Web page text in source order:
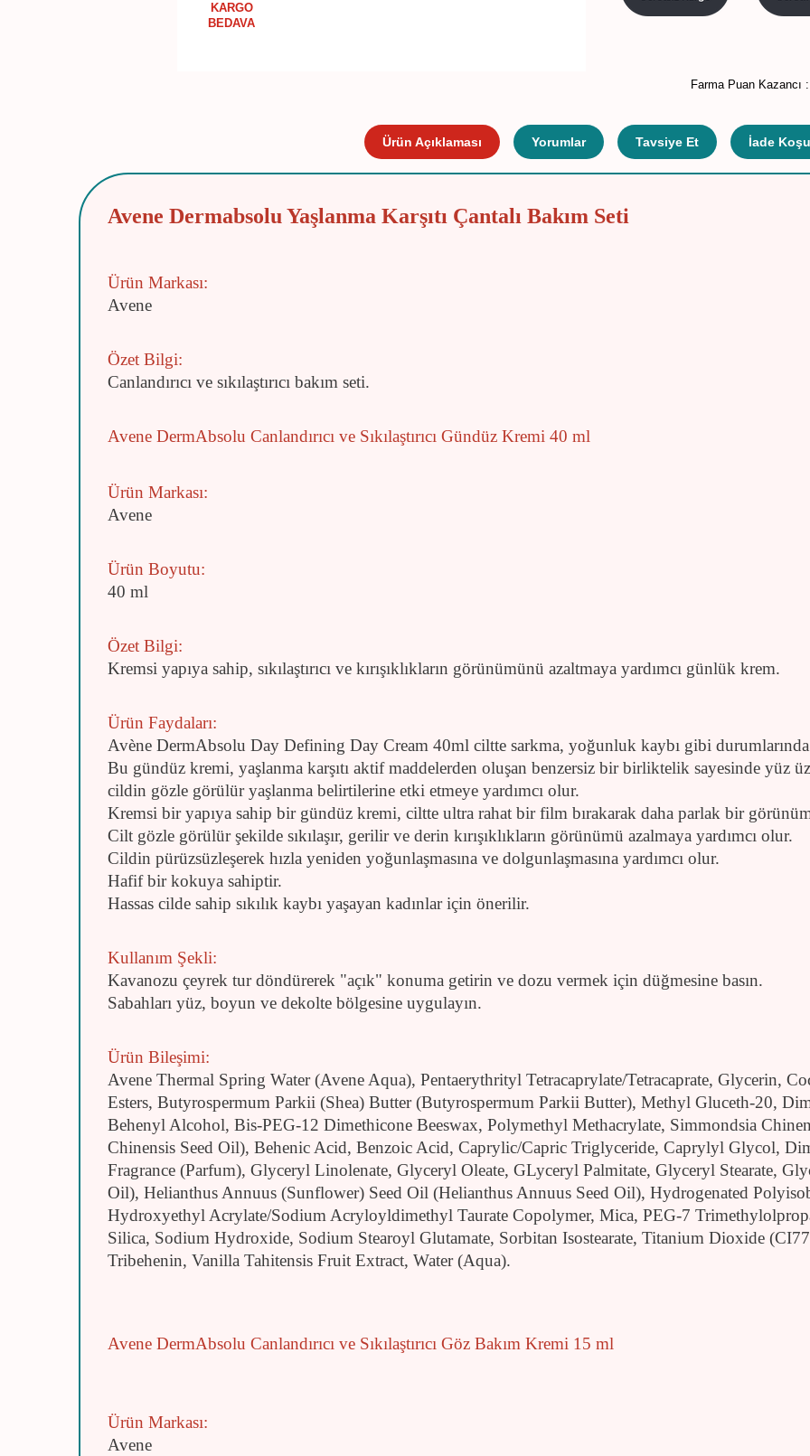
KARGO
BEDAVA
Farma Puan Kazancı
Ürün Açıklaması Yorumlar Tavsiye Et İade
Avene Dermabsolu Yaşlanma Karşıtı Çantalı Bakım Seti
Ürün Markası:
Avene
Özet Bilgi:
Canlandırıcı ve sıkılaştırıcı bakım seti.
Avene DermAbsolu Canlandırıcı ve Sıkılaştırıcı Gündüz Kremi 40 ml
Ürün Markası:
Avene
Ürün Boyutu:
40 ml
Özet Bilgi:
Kremsi yapıya sahip, sıkılaştırıcı ve kırışıklıkların görünümünü azaltmaya yardımcı günlük krem.
Ürün Faydaları:
Avène DermAbsolu Day Defining Day Cream 40ml ciltte sarkma, yoğunluk kaybı gibi
Bu gündüz kremi, yaşlanma karşıtı aktif maddelerden oluşan benzersiz bir birliktelik sayesinde yüz
cildin gözle görülür yaşlanma belirtilerine etki etmeye yardımcı olur.
Kremsi bir yapıya sahip bir gündüz kremi, ciltte ultra rahat bir film bırakarak daha parlak bir
Cilt gözle görülür şekilde sıkılaşır, gerilir ve derin kırışıklıkların görünümü azalmaya yardımcı olur.
Cildin pürüzsüzleşerek hızla yeniden yoğunlaşmasına ve dolgunlaşmasına yardımcı olur.
Hafif bir kokuya sahiptir.
Hassas cilde sahip sıkılık kaybı yaşayan kadınlar için önerilir.
Kullanım Şekli:
Kavanozu çeyrek tur döndürerek "açık" konuma getirin ve dozu vermek için düğmesine basın.
Sabahları yüz, boyun ve dekolte bölgesine uygulayın.
Ürün Bileşimi:
Avene Thermal Spring Water (Avene Aqua), Pentaerythrityl Tetracaprylate/Tetracaprate, Glycerin,
Esters, Butyrospermum Parkii (Shea) Butter (Butyrospermum Parkii Butter), Methyl Gluceth-20,
Behenyl Alcohol, Bis-PEG-12 Dimethicone Beeswax, Polymethyl Methacrylate, Simmondsia
Chinensis Seed Oil), Behenic Acid, Benzoic Acid, Caprylic/Capric Triglyceride, Caprylyl Glycol,
Fragrance (Parfum), Glyceryl Linolenate, Glyceryl Oleate, GLyceryl Palmitate, Glyceryl Stearate,
Oil), Helianthus Annuus (Sunflower) Seed Oil (Helianthus Annuus Seed Oil), Hydrogenated
Hydroxyethyl Acrylate/Sodium Acryloyldimethyl Taurate Copolymer, Mica, PEG-7
Silica, Sodium Hydroxide, Sodium Stearoyl Glutamate, Sorbitan Isostearate, Titanium Dioxide
Tribehenin, Vanilla Tahitensis Fruit Extract, Water (Aqua).
Avene DermAbsolu Canlandırıcı ve Sıkılaştırıcı Göz Bakım Kremi 15 ml
Ürün Markası:
Avene